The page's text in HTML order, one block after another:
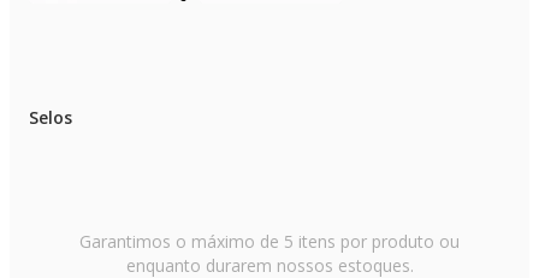
Selos
Garantimos o máximo de 5 itens por produto ou
enquanto durarem nossos estoques.